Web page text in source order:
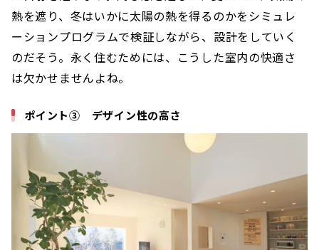
熱を遮り、冬はいかに太陽の熱を得るのかをシミュレ
ーションプログラムで検証しながら、設計をしていく
のだそう。永く住むためには、こうした室内の快適さ
は欠かせませんよね。
ポイント③ デザイン性の高さ